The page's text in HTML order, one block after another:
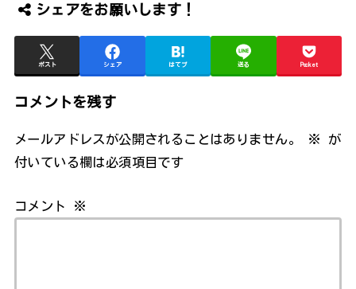
シェアをお願いします！
ポスト シェア はてブ 送る Pocket
コメントを残す
メールアドレスが公開されることはありません。 ※
が
付いている欄は必須項目です
コメント ※